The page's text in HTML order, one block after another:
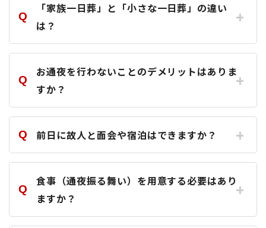
「家族一日葬」と「小さな一日葬」の違い
は？
お通夜を行わないことのデメリットはありま
すか？
前日に故人と面会や宿泊はできますか？
食事（通夜振る舞い）を用意する必要はあり
ますか？